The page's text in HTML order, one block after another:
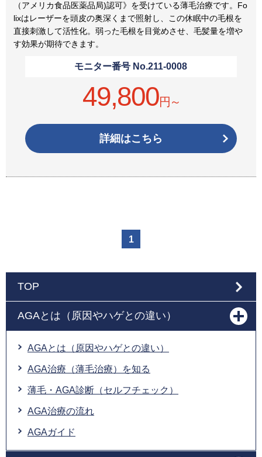
（アメリカ食品医薬品局)認可》を受けている薄毛治療です。Fo
lixはレーザーを頭皮の奥深くまで照射し、この休眠中の毛根を
直接刺激して活性化。弱った毛根を目覚めさせ、毛髪量を増や
す効果が期待できます。
モニター番号 No.211-0008
49,800円～
詳細はこちら
1
TOP
AGAとは（原因やハゲとの違い）
AGAとは（原因やハゲとの違い）
AGA治療（薄毛治療）を知る
薄毛・AGA診断（セルフチェック）
AGA治療の流れ
AGAガイド